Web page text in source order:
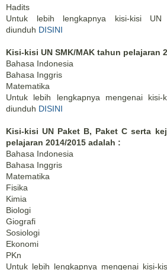
Hadits
Untuk lebih lengkapnya kisi-kisi UN
diunduh DISINI
Kisi-kisi UN SMK/MAK tahun pelajaran
Bahasa Indonesia
Bahasa Inggris
Matematika
Untuk lebih lengkapnya mengenai kisi-
diunduh DISINI
Kisi-kisi UN Paket B, Paket C serta
pelajaran 2014/2015 adalah :
Bahasa Indonesia
Bahasa Inggris
Matematika
Fisika
Kimia
Biologi
Giografi
Sosiologi
Ekonomi
PKn
Untuk lebih lengkapnya mengenai kisi-